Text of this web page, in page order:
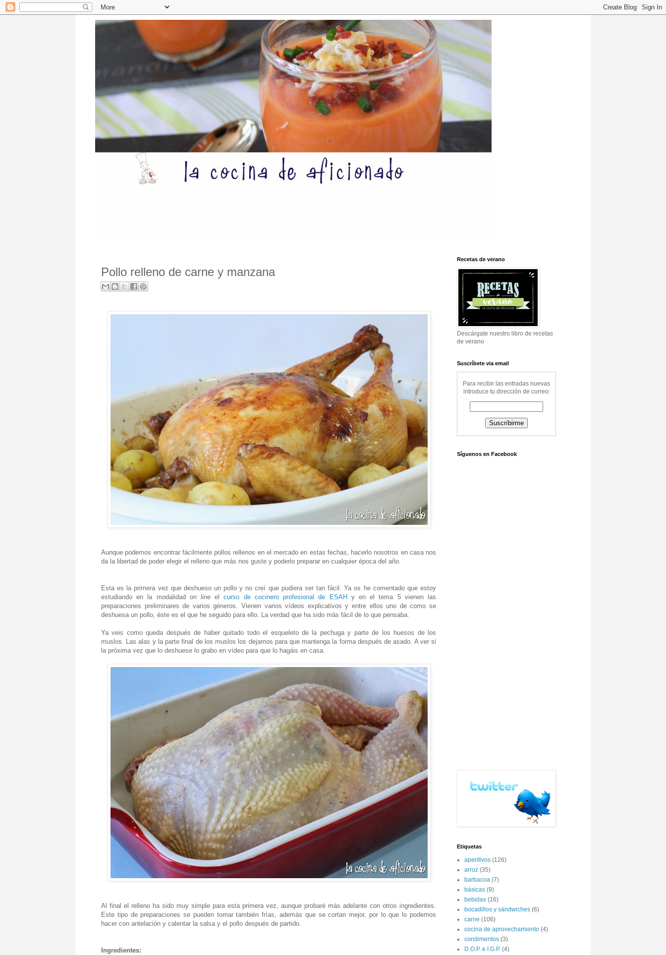
Pollo relleno de carne y manzana
Aunque podemos encontrar fácilmente pollos rellenos en el mercado en estas fechas, hacerlo nosotros en casa nos
da la libertad de poder elegir el relleno que más nos guste y poderlo preparar en cualquier época del año.
Esta es la primera vez que deshueso un pollo y no creí que pudiera ser tan fácil. Ya os he comentado que estoy
estudiando en la modalidad on line elcurso de cocinero profesional de ESAHy en el tema 5 vienen las
preparaciones preliminares de varios géneros. Vienen varios vídeos explicativos y entre ellos uno de como se
deshuesa un pollo, éste es el que he seguido para ello. La verdad que ha sido más fácil de lo que pensaba.
Ya veis como queda después de haber quitado todo el esqueleto de la pechuga y parte de los huesos de los
muslos. Las alas y la parte final de los muslos los dejamos para que mantenga la forma después de asado. A ver si
la próxima vez que lo deshuese lo grabo en vídeo para que lo hagáis en casa.
Al final el relleno ha sido muy simple para esta primera vez, aunque probaré más adelante con otros ingredientes.
Este tipo de preparaciones se pueden tomar también frías, además que se cortan mejor, por lo que lo podemos
hacer con antelación y calentar la salsa y el pollo después de partido.
Ingredientes:
Recetas de verano
Descárgate nuestro libro de recetas
de verano
Suscríbete via email
Para recibir las entradas nuevas
introduce tu dirección de correo:
Síguenos en Facebook
Etiquetas
aperitivos (126)
arroz (35)
barbacoa (7)
básicas (9)
bebidas (16)
bocadillos y sándwiches (6)
carne (106)
cocina de aprovechamiento (4)
condimentos (3)
D.O.P. e I.G.P. (4)